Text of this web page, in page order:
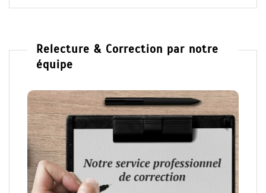
Relecture & Correction par notre
équipe